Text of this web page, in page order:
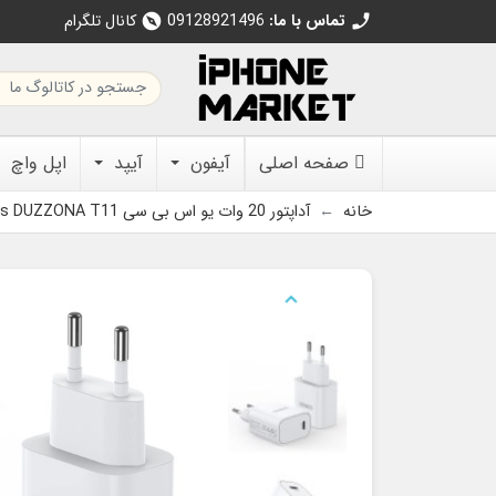
call تماس با ما: 09128921496
explore کانال تلگرام
صفحه اصلی آیفون آیپد اپل واچ
خانه آداپتور 20 وات یو اس بی سی Dux Ducis DUZZONA T11
